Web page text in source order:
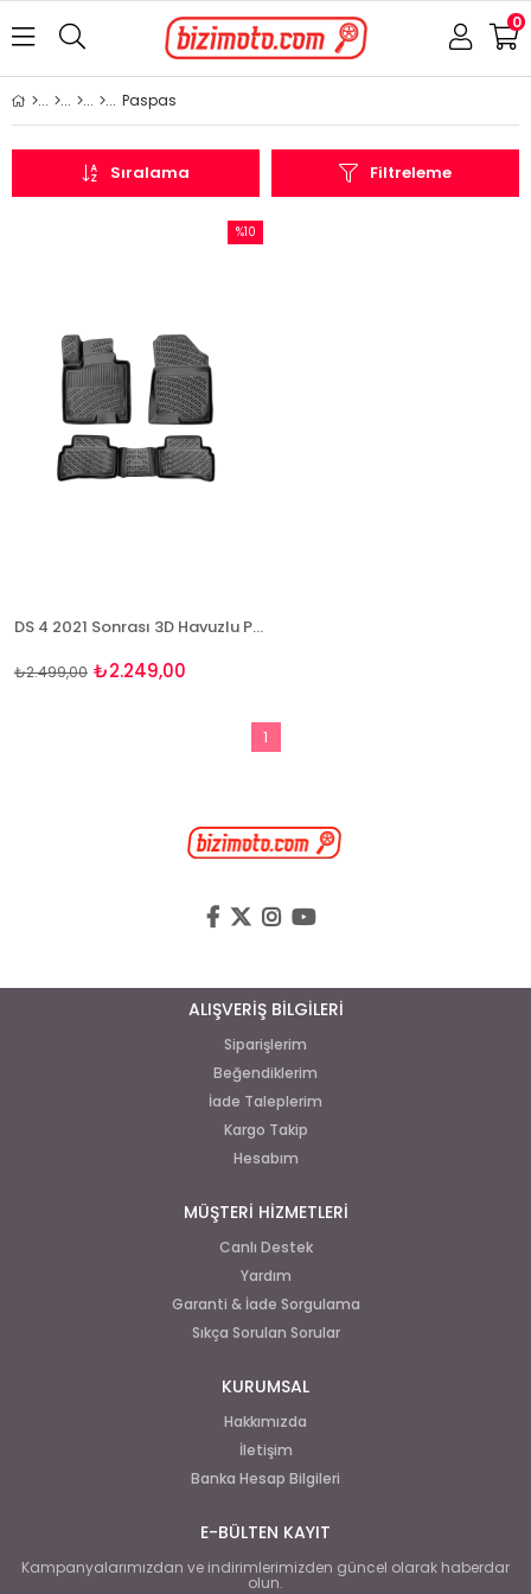
0
Paspas
Filtreleme
Sıralama
DS 4 2021 Sonrası 3D Havuzlu Paspas Takımı Bizymo
₺2.249,00
₺2.499,00
%10
1
ALIŞVERİŞ BİLGİLERİ
Siparişlerim
Beğendiklerim
İade Taleplerim
Kargo Takip
Hesabım
MÜŞTERİ HİZMETLERİ
Canlı Destek
Yardım
Garanti & İade Sorgulama
Sıkça Sorulan Sorular
KURUMSAL
Hakkımızda
İletişim
Banka Hesap Bilgileri
E-BÜLTEN KAYIT
Kampanyalarımızdan ve indirimlerimizden güncel olarak haberdar
olun.